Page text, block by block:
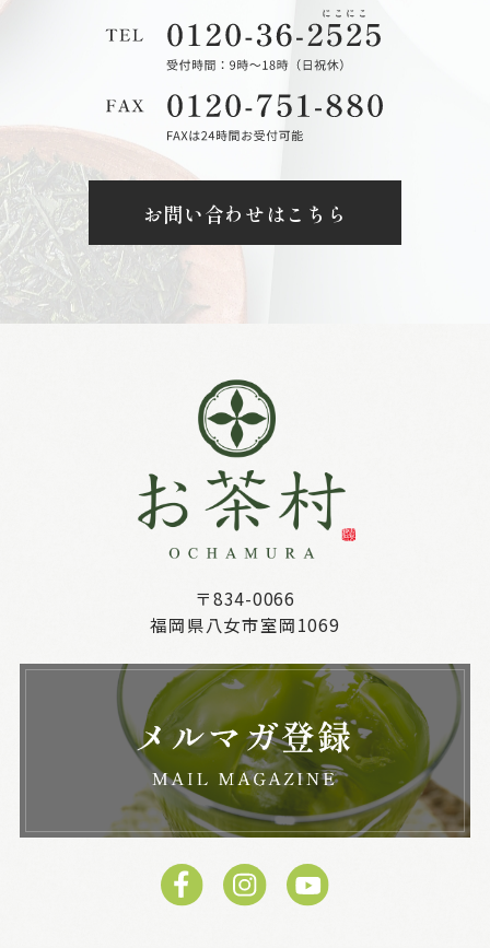
お問い合わせはこちら
〒834-0066
福岡県八女市室岡1069